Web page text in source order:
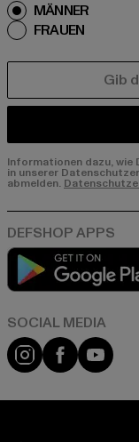
MÄNNER
FRAUEN
Informationen dazu, wie
in unserer
abmelden.
Instagram
Facebook